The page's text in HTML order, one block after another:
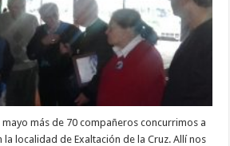
27/05/17
más de 70 compañeros concurrimos a
la localidad de Exaltación de la Cruz. Allí nos